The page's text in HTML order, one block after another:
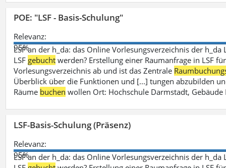
POE: "LSF - Basis-Schulung"
Relevanz:
95%
LSF an der h_da: das Online Vorlesungsverzeichnis der h_da
LSF gebucht werden? Erstellung einer Raumanfrage in LSF
Vorlesungsverzeichnis ab und ist das Zentrale
Überblick über die Funktionen und [...] tungen abzubilden
Räume buchen wollen Ort: Hochschule Darmstadt,
LSF-Basis-Schulung (Präsenz)
Relevanz:
95%
LSF an der h_da: das Online Vorlesungsverzeichnis der h_da